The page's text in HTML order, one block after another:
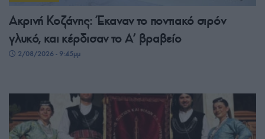
Ακρινή Κοζάνης: Έκαναν το ποντιακό σιρόν
γλυκό, και κέρδισαν το A’ βραβείο
2/08/2026 - 9:45μμ